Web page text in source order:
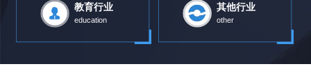
教育行业
education
其他行业
other